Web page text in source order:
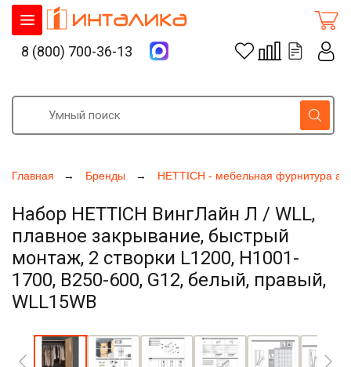
Главная Бренды HETTICH - мебельная фурнитура
Набор HETTICH ВингЛайн Л / WLL,
плавное закрывание, быстрый
монтаж, 2 створки L1200, H1001-
1700, B250-600, G12, белый, правый,
WLL15WB
8 (800) 700-36-13